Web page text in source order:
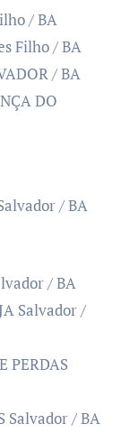
/ BA
Filho / BA
/ BA
DO
/ BA
/ BA
Salvador /
PERDAS
Salvador / BA